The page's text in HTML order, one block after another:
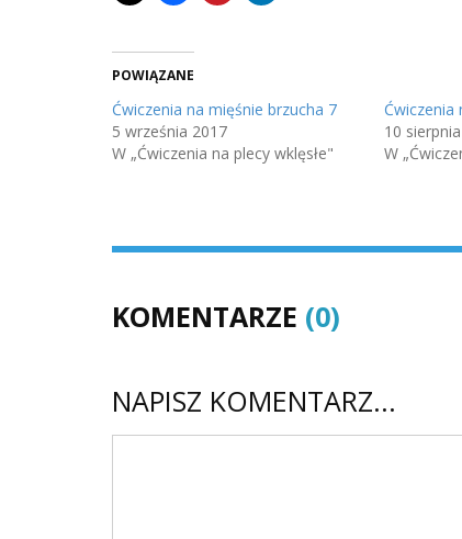
POWIĄZANE
Ćwiczenia na mięśnie brzucha 7
5 września 2017
W „Ćwiczenia na plecy wklęsłe"
Ćwiczenia
10
W
KOMENTARZE (0)
NAPISZ KOMENTARZ...